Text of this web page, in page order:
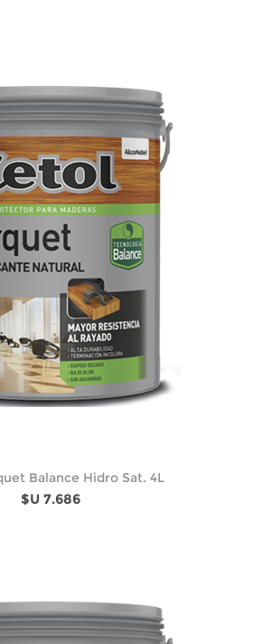
Balance Hidro Sat. 4L
$U 7.686